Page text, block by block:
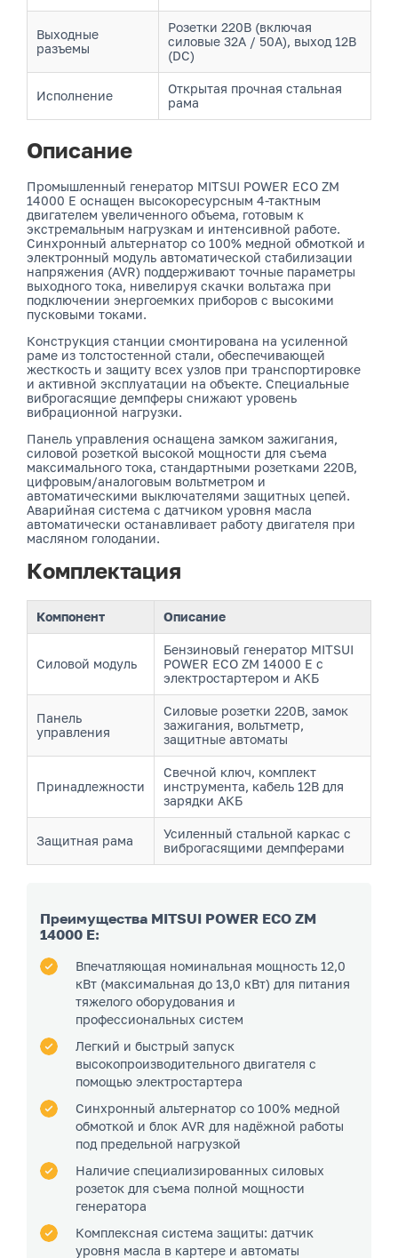
Выходные
разъемы
Розетки 220В (включая
силовые 32А / 50А), выход 12В
(DC)
Исполнение
Открытая прочная стальная
рама
Описание
Промышленный генератор MITSUI POWER ECO ZM
14000 E оснащен высокоресурсным 4-тактным
двигателем увеличенного объема, готовым к
экстремальным нагрузкам и интенсивной работе.
Синхронный альтернатор со 100% медной обмоткой и
электронный модуль автоматической стабилизации
напряжения (AVR) поддерживают точные параметры
выходного тока, нивелируя скачки вольтажа при
подключении энергоемких приборов с высокими
пусковыми токами.
Конструкция станции смонтирована на усиленной
раме из толстостенной стали, обеспечивающей
жесткость и защиту всех узлов при транспортировке
и активной эксплуатации на объекте. Специальные
виброгасящие демпферы снижают уровень
вибрационной нагрузки.
Панель управления оснащена замком зажигания,
силовой розеткой высокой мощности для съема
максимального тока, стандартными розетками 220В,
цифровым/аналоговым вольтметром и
автоматическими выключателями защитных цепей.
Аварийная система с датчиком уровня масла
автоматически останавливает работу двигателя при
масляном голодании.
Комплектация
Компонент Описание
Силовой модуль
Бензиновый генератор MITSUI
POWER ECO ZM 14000 E с
электростартером и АКБ
Панель
управления
Силовые розетки 220В, замок
зажигания, вольтметр,
защитные автоматы
Принадлежности
Свечной ключ, комплект
инструмента, кабель 12В для
зарядки АКБ
Защитная рама
Усиленный стальной каркас с
виброгасящими демпферами
Преимущества MITSUI POWER ECO ZM
14000 E:
Впечатляющая номинальная мощность 12,0
кВт (максимальная до 13,0 кВт) для питания
тяжелого оборудования и
профессиональных систем
Легкий и быстрый запуск
высокопроизводительного двигателя с
помощью электростартера
Синхронный альтернатор со 100% медной
обмоткой и блок AVR для надёжной работы
под предельной нагрузкой
Наличие специализированных силовых
розеток для съема полной мощности
генератора
Комплексная система защиты: датчик
уровня масла в картере и автоматы